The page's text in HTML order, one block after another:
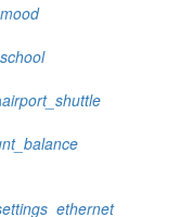
mood
school
airport_shuttle